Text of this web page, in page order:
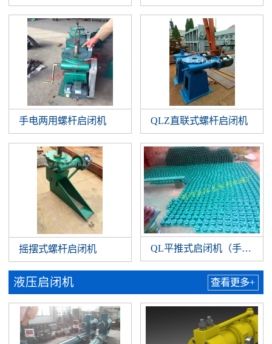
手电两用螺杆启闭机 QLZ直联式螺杆启闭机
摇摆式螺杆启闭机 QL平推式启闭机（手扳）
液压启闭机 查看更多+